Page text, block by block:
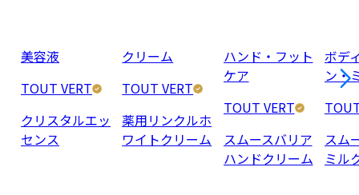
美容液
TOUT VERT
クリスタルエッ
センス
クリーム
TOUT VERT
薬用リンクルホ
ワイトクリーム
ハンド・フット
ケア
TOUT VERT
スムースバリア
ハンドクリーム
ボデ
ン・
スム
ミル